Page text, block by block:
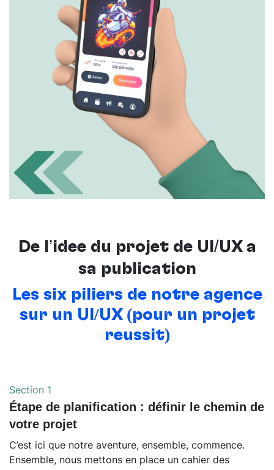
De l’idée du projet de UI/UX à
sa publication
Les six piliers de notre agence
sur un UI/UX (pour un projet
réussit)
Section 1
Étape de planification : définir le chemin de
votre projet
C’est ici que notre aventure, ensemble, commence.
Ensemble, nous mettons en place un cahier des